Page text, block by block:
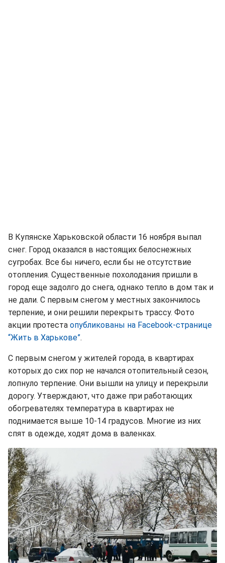
В Купянске Харьковской области 16 ноября выпал
снег. Город оказался в настоящих белоснежных
сугробах. Все бы ничего, если бы не отсутствие
отопления. Существенные похолодания пришли в
город еще задолго до снега, однако тепло в дом так и
не дали. С первым снегом у местных закончилось
терпение, и они решили перекрыть трассу. Фото
акции протеста опубликованы на Facebook-странице
“Жить в Харькове”.
С первым снегом у жителей города, в квартирах
которых до сих пор не начался отопительный сезон,
лопнуло терпение. Они вышли на улицу и перекрыли
дорогу. Утверждают, что даже при работающих
обогревателях температура в квартирах не
поднимается выше 10-14 градусов. Многие из них
спят в одежде, ходят дома в валенках.